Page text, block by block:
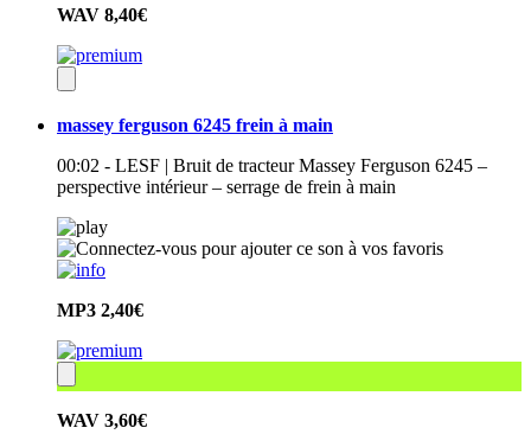
WAV 8,40€
massey ferguson 6245 frein à main
00:02 - LESF | Bruit de tracteur Massey Ferguson 6245 –
perspective intérieur – serrage de frein à main
MP3 2,40€
WAV 3,60€